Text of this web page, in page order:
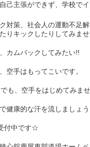
己主張ができず、学校で
対策、社会人の運動不足
りキックしたりしてみませ
カムバックしてみたい!!
空手はもってこいです。
も、空手をはじめてみま
健康的な汗を流しましょ
付中です☆